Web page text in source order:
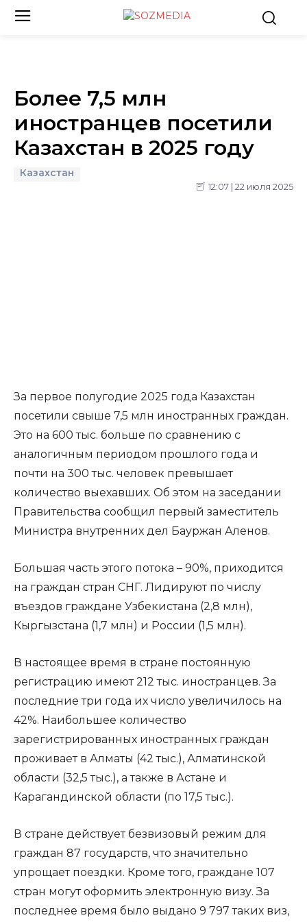
Более 7,5 млн
иностранцев посетили
Казахстан в 2025 году
Казахстан
12:07 | 22 июля 2025
За первое полугодие 2025 года Казахстан
посетили свыше 7,5 млн иностранных граждан.
Это на 600 тыс. больше по сравнению с
аналогичным периодом прошлого года и
почти на 300 тыс. человек превышает
количество выехавших. Об этом на заседании
Правительства сообщил первый заместитель
Министра внутренних дел Бауржан Аленов.
Большая часть этого потока – 90%, приходится
на граждан стран СНГ. Лидируют по числу
въездов граждане Узбекистана (2,8 млн),
Кыргызстана (1,7 млн) и России (1,5 млн).
В настоящее время в стране постоянную
регистрацию имеют 212 тыс. иностранцев. За
последние три года их число увеличилось на
42%. Наибольшее количество
зарегистрированных иностранных граждан
проживает в Алматы (42 тыс.), Алматинской
области (32,5 тыс.), а также в Астане и
Карагандинской области (по 17,5 тыс.).
В стране действует безвизовый режим для
граждан 87 государств, что значительно
упрощает поездки. Кроме того, граждане 107
стран могут оформить электронную визу. За
последнее время было выдано 9 797 таких виз,